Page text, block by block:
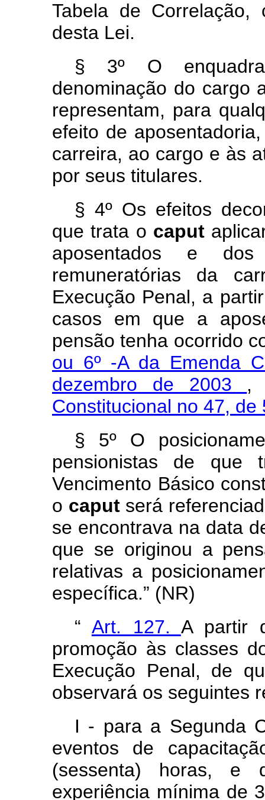
Tabela de Correlação,
desta Lei.
§ 3º O
denominação do cargo
representam, para
efeito de
carreira, ao cargo e às
por seus titulares.
§ 4º Os efeitos
que trata o caput
aposentados e
remuneratórias da
Execução Penal, a
casos em que a
pensão tenha ocorrido
ou 6º -A da Emenda
dezembro de 2003 ,
Constitucional no 47,
§ 5º O
pensionistas de
Vencimento Básico
o caput será
se encontrava na data
que se originou a
relativas a
específica.” (NR)
“ Art. 127. A partir
promoção às classes
Execução Penal, de
observará os seguintes
I - para a Segunda
eventos de
(sessenta) horas, e
experiência mínima de